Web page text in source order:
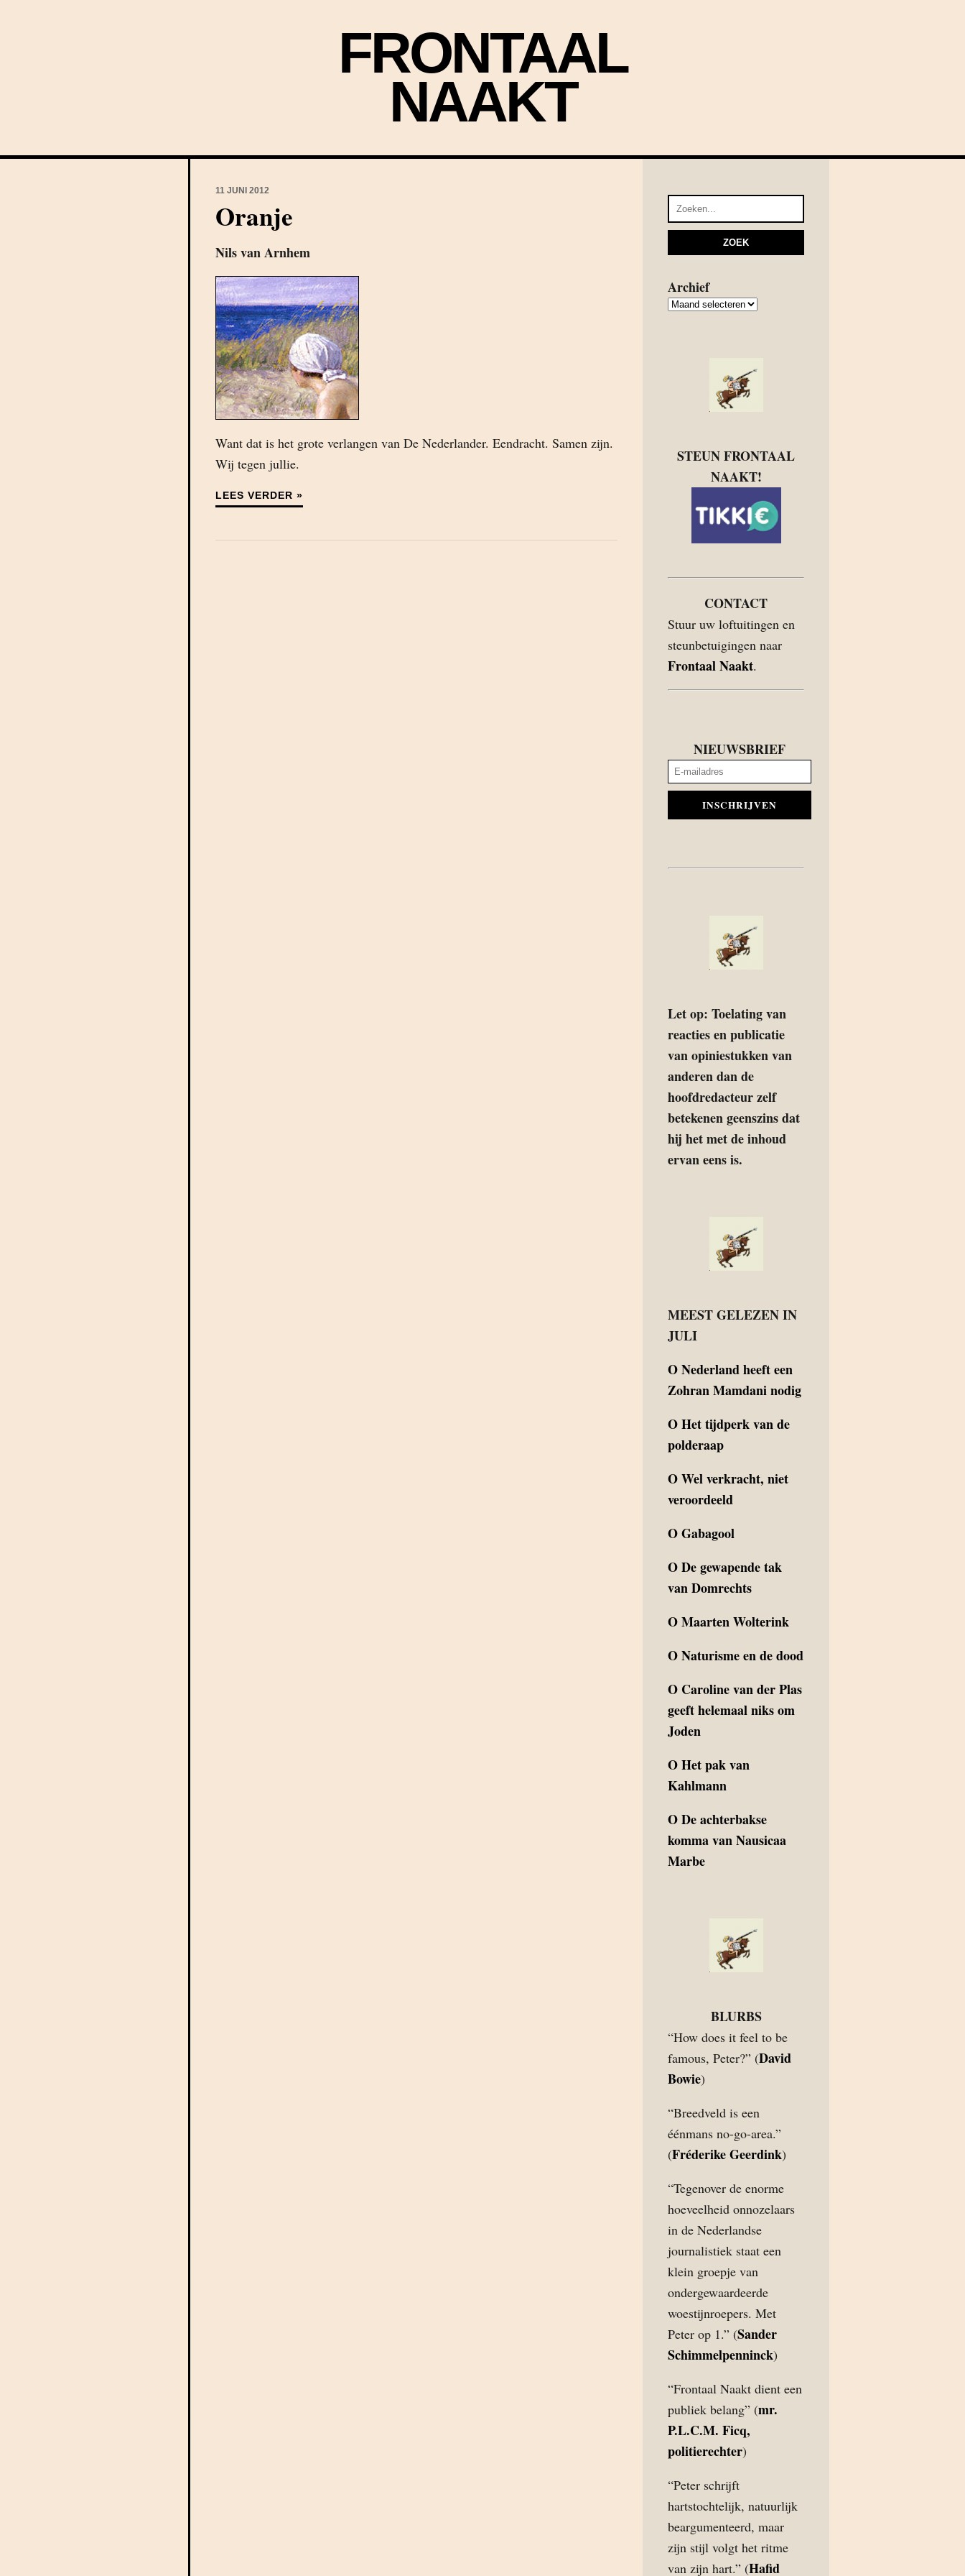
FRONTAAL
NAAKT
11 JUNI 2012
Oranje
Nils van Arnhem
Want dat is het grote verlangen van De Nederlander. Eendracht. Samen zijn.
Wij tegen jullie.
LEES VERDER »
Archief
Archief
STEUN FRONTAAL
NAAKT!
CONTACT
Stuur uw loftuitingen en
steunbetuigingen naar
Frontaal Naakt.
NIEUWSBRIEF
INSCHRIJVEN
Let op: Toelating van
reacties en publicatie
van opiniestukken van
anderen dan de
hoofdredacteur zelf
betekenen geenszins dat
hij het met de inhoud
ervan eens is.
MEEST GELEZEN IN
JULI
ONederland heeft een
Zohran Mamdani nodig
OHet tijdperk van de
polderaap
OWel verkracht, niet
veroordeeld
OGabagool
ODe gewapende tak
van Domrechts
OMaarten Wolterink
ONaturisme en de dood
O Caroline van der Plas
geeft helemaal niks om
Joden
OHet pak van
Kahlmann
ODe achterbakse
komma van Nausicaa
Marbe
BLURBS
“How does it feel to be
famous, Peter?” (David
Bowie)
“Breedveld is een
éénmans no-go-area.”
(Fréderike Geerdink)
“Tegenover de enorme
hoeveelheid onnozelaars
in de Nederlandse
journalistiek staat een
klein groepje van
ondergewaardeerde
woestijnroepers. Met
Peter op 1.” (Sander
Schimmelpenninck)
“Frontaal Naakt dient een
publiek belang” (mr.
P.L.C.M. Ficq,
politierechter)
“Peter schrijft
hartstochtelijk, natuurlijk
beargumenteerd, maar
zijn stijl volgt het ritme
van zijn hart.” (Hafid